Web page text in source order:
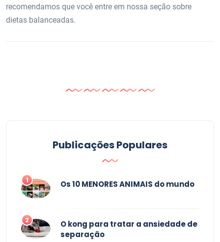
recomendamos que você entre em nossa seção sobre
dietas balanceadas.
Publicações Populares
1 Os 10 MENORES ANIMAIS do mundo
2
O kong para tratar a ansiedade de
separação